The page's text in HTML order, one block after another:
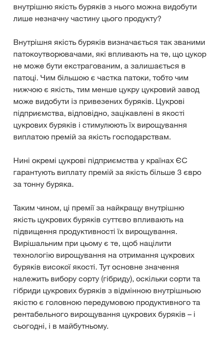
внутрішню якість буряків з нього можна видобути
лише незначну частину цього продукту?
Внутрішня якість буряків визначається так званими
патокоутворювачами, які впливають на те, що цукор
не може бути екстрагованим, а залишається в
патоці. Чим більшою є частка патоки, тобто чим
нижчою є якість, тим менше цукру цукровий завод
може видобути із привезених буряків. Цукрові
підприємства, відповідно, зацікавлені в якості
цукрових буряків і стимулюють їх вирощування
виплатою премій за якість господарствам.
Нині окремі цукрові підприємства у країнах ЄС
гарантують виплату премій за якість більше 3 євро
за тонну буряка.
Таким чином, ці премії за найкращу внутрішню
якість цукрових буряків суттєво впливають на
підвищення продуктивності їх вирощування.
Вирішальним при цьому є те, щоб націлити
технологію вирощування на отримання цукрових
буряків високої якості. Тут основне значення
належить вибору сорту (гібриду), оскільки сорти та
гібриди цукрових буряків з відмінною внутрішньою
якістю є головною передумовою продуктивного та
рентабельного вирощування цукрових буряків – і
сьогодні, і в майбутньому.